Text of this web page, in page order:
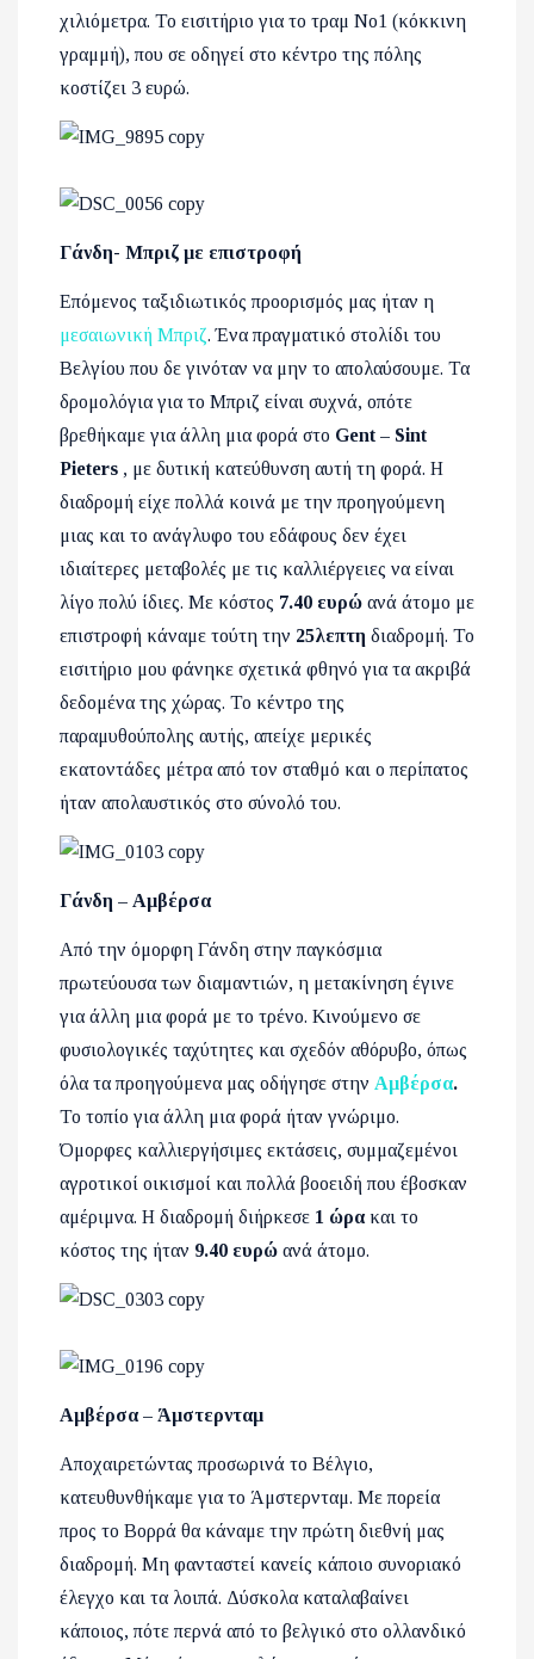
χιλιόμετρα. Το εισιτήριο για το τραμ Νο1 (κόκκινη
γραμμή), που σε οδηγεί στο κέντρο της πόλης
κοστίζει 3 ευρώ.
Γάνδη- Μπριζ με επιστροφή
Επόμενος ταξιδιωτικός προορισμός μας ήταν η
μεσαιωνική Μπριζ. Ένα πραγματικό στολίδι του
Βελγίου που δε γινόταν να μην το απολαύσουμε. Τα
δρομολόγια για το Μπριζ είναι συχνά, οπότε
βρεθήκαμε για άλλη μια φορά στο Gent – Sint
Pieters , με δυτική κατεύθυνση αυτή τη φορά. Η
διαδρομή είχε πολλά κοινά με την προηγούμενη
μιας και το ανάγλυφο του εδάφους δεν έχει
ιδιαίτερες μεταβολές με τις καλλιέργειες να είναι
λίγο πολύ ίδιες. Με κόστος 7.40 ευρώ ανά άτομο με
επιστροφή κάναμε τούτη την 25λεπτη διαδρομή. Το
εισιτήριο μου φάνηκε σχετικά φθηνό για τα ακριβά
δεδομένα της χώρας. Το κέντρο της
παραμυθούπολης αυτής, απείχε μερικές
εκατοντάδες μέτρα από τον σταθμό και ο περίπατος
ήταν απολαυστικός στο σύνολό του.
Γάνδη – Αμβέρσα
Από την όμορφη Γάνδη στην παγκόσμια
πρωτεύουσα των διαμαντιών, η μετακίνηση έγινε
για άλλη μια φορά με το τρένο. Κινούμενο σε
φυσιολογικές ταχύτητες και σχεδόν αθόρυβο, όπως
όλα τα προηγούμενα μας οδήγησε στην Αμβέρσα.
Το τοπίο για άλλη μια φορά ήταν γνώριμο.
Όμορφες καλλιεργήσιμες εκτάσεις, συμμαζεμένοι
αγροτικοί οικισμοί και πολλά βοοειδή που έβοσκαν
αμέριμνα. Η διαδρομή διήρκεσε 1 ώρα και το
κόστος της ήταν 9.40 ευρώ ανά άτομο.
Αμβέρσα – Άμστερνταμ
Αποχαιρετώντας προσωρινά το Βέλγιο,
κατευθυνθήκαμε για το Άμστερνταμ. Με πορεία
προς το Βορρά θα κάναμε την πρώτη διεθνή μας
διαδρομή. Μη φανταστεί κανείς κάποιο συνοριακό
έλεγχο και τα λοιπά. Δύσκολα καταλαβαίνει
κάποιος, πότε περνά από το βελγικό στο ολλανδικό